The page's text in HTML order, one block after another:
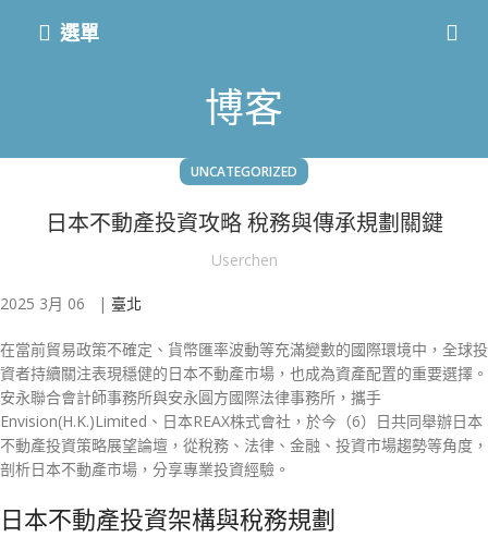
選單
博客
UNCATEGORIZED
日本不動產投資攻略 稅務與傳承規劃關鍵
Userchen
2025 3月 06 | 臺北
在當前貿易政策不確定、貨幣匯率波動等充滿變數的國際環境中，全球投
資者持續關注表現穩健的日本不動產市場，也成為資產配置的重要選擇。
安永聯合會計師事務所與安永圓方國際法律事務所，攜手
Envision(H.K.)Limited、日本REAX株式會社，於今（6）日共同舉辦日本
不動產投資策略展望論壇，從稅務、法律、金融、投資市場趨勢等角度，
剖析日本不動產市場，分享專業投資經驗。
日本不動產投資架構與稅務規劃